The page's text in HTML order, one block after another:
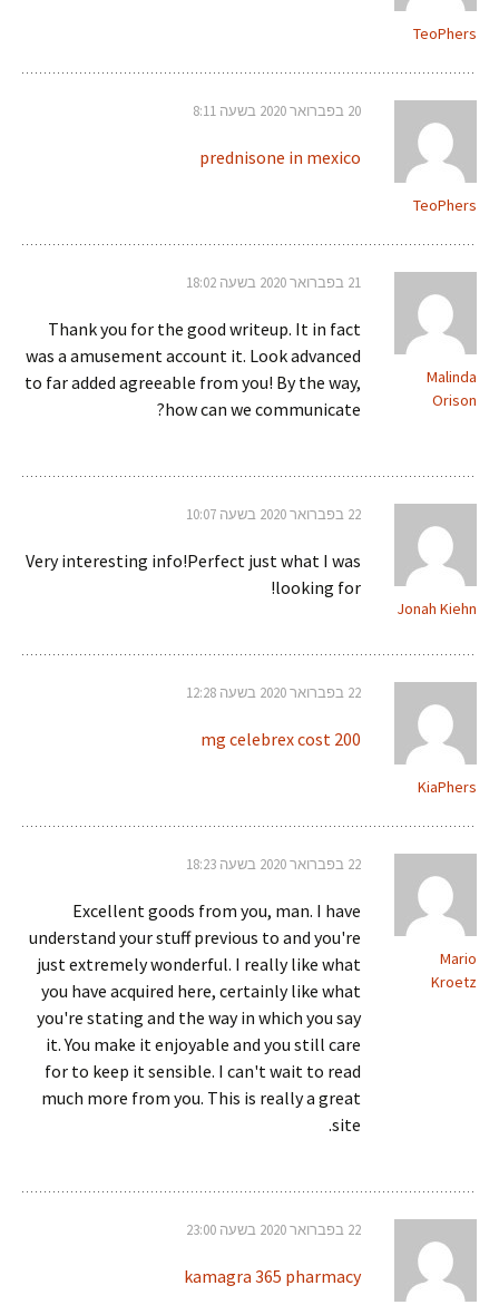
TeoPhers
TeoPhers
20 בפברואר 2020 בשעה 8:11
prednisone in mexico
Malinda
Orison
21 בפברואר 2020 בשעה 18:02
Thank you for the good writeup. It in fact
was a amusement account it. Look advanced
to far added agreeable from you! By the way,
how can we communicate?
Jonah Kiehn
22 בפברואר 2020 בשעה 10:07
Very interesting info!Perfect just what I was
looking for!
KiaPhers
22 בפברואר 2020 בשעה 12:28
200 mg celebrex cost
Mario
Kroetz
22 בפברואר 2020 בשעה 18:23
Excellent goods from you, man. I have
understand your stuff previous to and you're
just extremely wonderful. I really like what
you have acquired here, certainly like what
you're stating and the way in which you say
it. You make it enjoyable and you still care
for to keep it sensible. I can't wait to read
much more from you. This is really a great
site.
22 בפברואר 2020 בשעה 23:00
kamagra 365 pharmacy